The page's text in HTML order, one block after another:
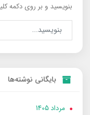
بنویسید و بر روی دکمه
بایگانی نوشته‌ها
مرداد 1405